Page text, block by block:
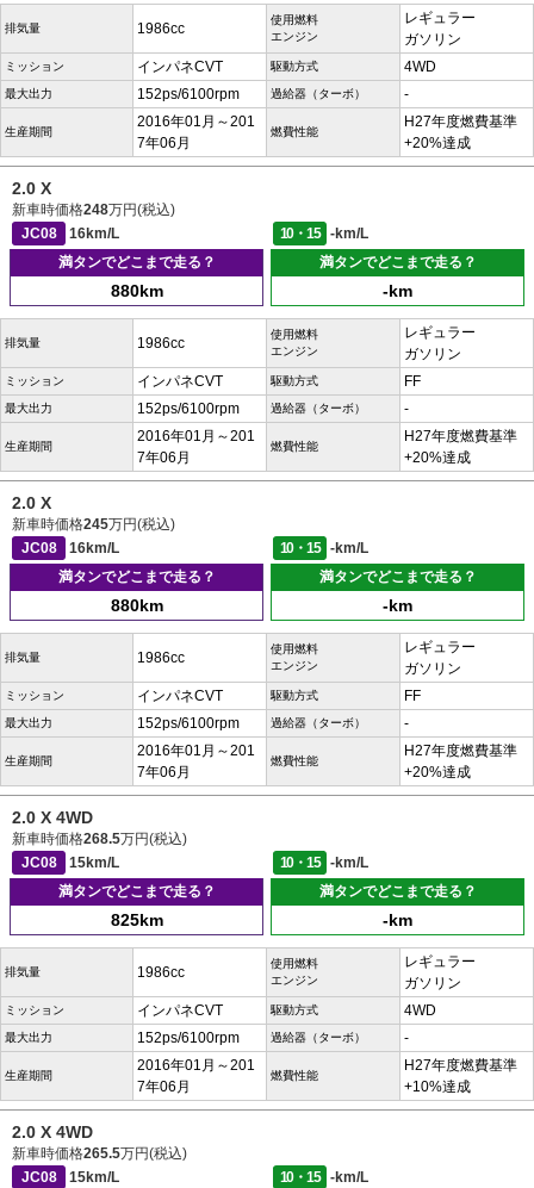
排気量 1986cc
使用燃料
エンジン
レギュラー
ガソリン
ミッション インパネCVT 駆動方式 4WD
最大出力 152ps/6100rpm 過給器（ターボ） -
生産期間
2016年01月～201
7年06月
燃費性能
H27年度燃費基準
+20%達成
2.0 X
新車時価格248万円(税込)
JC08
16km/L 10・15
-km/L
満タンでどこまで走る？
880km
満タンでどこまで走る？
-km
排気量 1986cc
使用燃料
エンジン
レギュラー
ガソリン
ミッション インパネCVT 駆動方式 FF
最大出力 152ps/6100rpm 過給器（ターボ） -
生産期間
2016年01月～201
7年06月
燃費性能
H27年度燃費基準
+20%達成
2.0 X
新車時価格245万円(税込)
JC08
16km/L 10・15
-km/L
満タンでどこまで走る？
880km
満タンでどこまで走る？
-km
排気量 1986cc
使用燃料
エンジン
レギュラー
ガソリン
ミッション インパネCVT 駆動方式 FF
最大出力 152ps/6100rpm 過給器（ターボ） -
生産期間
2016年01月～201
7年06月
燃費性能
H27年度燃費基準
+20%達成
2.0 X 4WD
新車時価格268.5万円(税込)
JC08
15km/L 10・15
-km/L
満タンでどこまで走る？
825km
満タンでどこまで走る？
-km
排気量 1986cc
使用燃料
エンジン
レギュラー
ガソリン
ミッション インパネCVT 駆動方式 4WD
最大出力 152ps/6100rpm 過給器（ターボ） -
生産期間
2016年01月～201
7年06月
燃費性能
H27年度燃費基準
+10%達成
2.0 X 4WD
新車時価格265.5万円(税込)
JC08
15km/L 10・15
-km/L